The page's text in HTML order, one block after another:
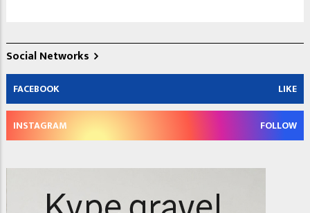
Social Networks
FACEBOOK LIKE
INSTAGRAM FOLLOW